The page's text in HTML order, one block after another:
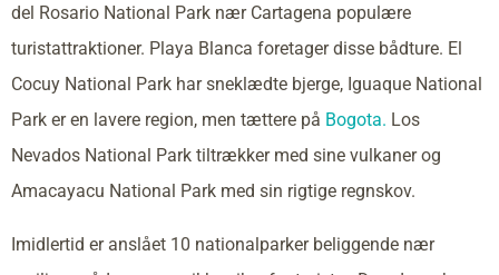
del Rosario National Park nær Cartagena populære
turistattraktioner. Playa Blanca foretager disse bådture. El
Cocuy National Park har sneklædte bjerge, Iguaque National
Park er en lavere region, men tættere på Bogota. Los
Nevados National Park tiltrækker med sine vulkaner og
Amacayacu National Park med sin rigtige regnskov.
Imidlertid er anslået 10 nationalparker beliggende nær